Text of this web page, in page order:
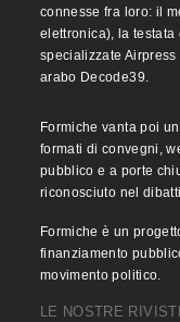
connesse fra loro: il
elettronica), la
specializzate
arabo Decode39.
Formiche vanta poi
formati di convegni,
pubblico e a porte
riconosciuto nel
Formiche è un
finanziamento
movimento politico.
LE NOSTRE